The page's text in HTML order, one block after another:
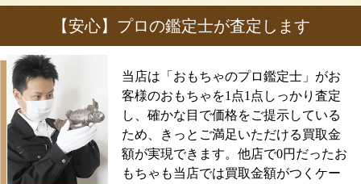
【安心】プロの鑑定士が査定します
当店は「おもちゃのプロ鑑定士」がお
客様のおもちゃを1点1点しっかり査定
し、確かな目で価格をご提示している
ため、きっとご満足いただける買取金
額が実現できます。他店で0円だったお
もちゃも当店では買取金額がつくケー